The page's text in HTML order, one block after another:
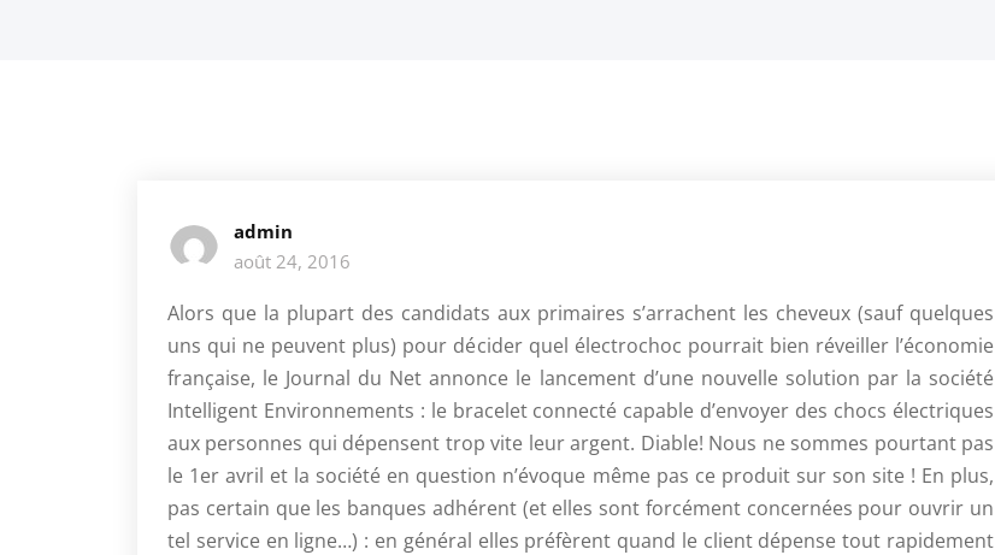
admin
août 24, 2016
Alors que la plupart des candidats aux primaires s’arrachent les cheveux (sauf quelques
uns qui ne peuvent plus) pour décider quel électrochoc pourrait bien réveiller l’économie
française, le Journal du Net annonce le lancement d’une nouvelle solution par la société
Intelligent Environnements : le bracelet connecté capable d’envoyer des chocs électriques
aux personnes qui dépensent trop vite leur argent. Diable! Nous ne sommes pourtant pas
le 1er avril et la société en question n’évoque même pas ce produit sur son site ! En plus,
pas certain que les banques adhérent (et elles sont forcément concernées pour ouvrir un
tel service en ligne…) : en général elles préfèrent quand le client dépense tout rapidement